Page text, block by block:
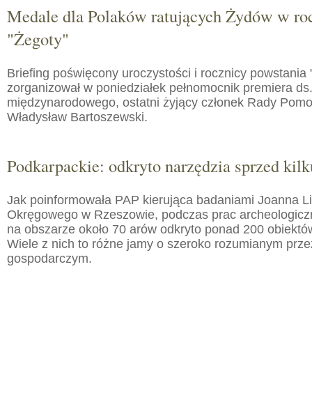
Medale dla Polaków ratujących Żydów w
"Żegoty"
Briefing poświęcony uroczystości i rocznicy powstania
zorganizował w poniedziałek pełnomocnik premiera
międzynarodowego, ostatni żyjący członek Rady
Władysław Bartoszewski.
Podkarpackie: odkryto narzędzia sprzed
Jak poinformowała PAP kierująca badaniami Joanna
Okręgowego w Rzeszowie, podczas prac
na obszarze około 70 arów odkryto ponad 200
Wiele z nich to różne jamy o szeroko rozumianym
gospodarczym.